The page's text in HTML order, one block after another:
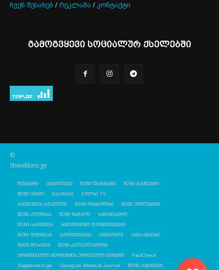
ჩვენ შესახებ / რეკლამა / კონტაქტი
გამოგვყევი სოციალურ ქსელებში
©
SheniEkimi.ge
მთავარი სიახლეები შენი დანამატი
შენი პაციენტი
შენი ექიმი
ვაკანსია
პულსი TV
პაციენტის ბუკლეტი
შენი დაავადება
შენი უფლებები
შენი კლინიკა
შენი წამალი
სამინისტრო
შენი აკადემია
სამედიცინო მეცნიერებები
შენი ფიტნესი
აკრედიტაცია ინტერვიუ
სხვა-ამბები
ჩვენ შესახებ
შენი კალკულატორი
ტრადიციული მედიცინის ეროვნული ცენტრი
FactCheck
Supplement.ge
Georgian Medical Journal შენი კაბინეტი